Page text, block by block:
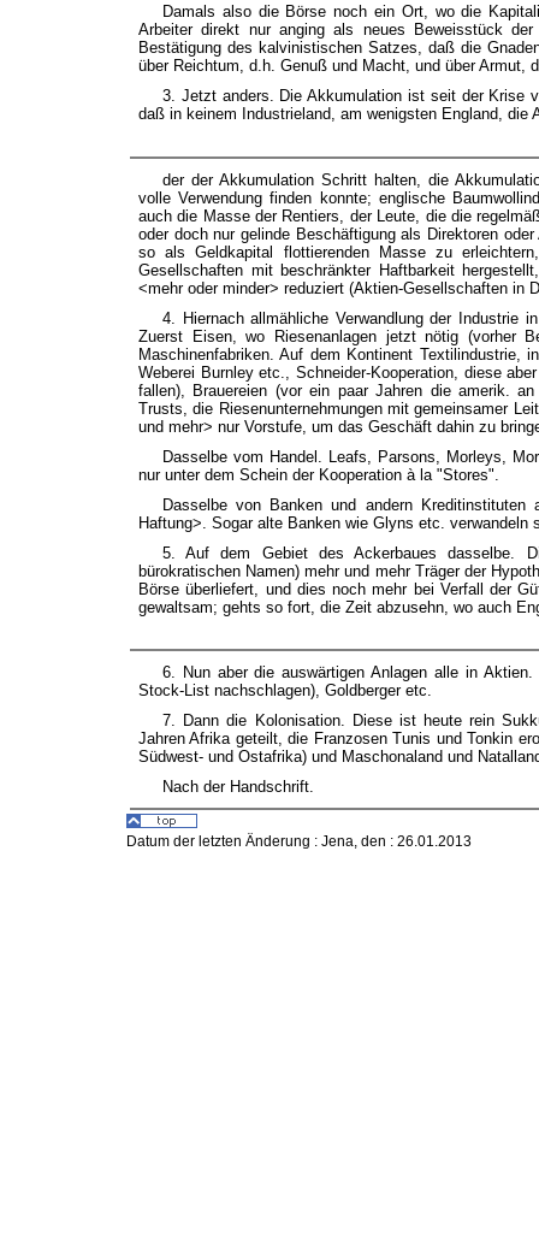
Damals also die Börse noch ein Ort, wo die
Arbeiter direkt nur anging als neues Beweisstück
Bestätigung des kalvinistischen Satzes, daß die
über Reichtum, d.h. Genuß und Macht, und über Armut,
3. Jetzt anders. Die Akkumulation ist seit der Krise
daß in keinem Industrieland, am wenigsten England, die
der der Akkumulation Schritt halten, die
volle Verwendung finden konnte; englische
auch die Masse der Rentiers, der Leute, die die
oder doch nur gelinde Beschäftigung als Direktoren
so als Geldkapital flottierenden Masse zu
Gesellschaften mit beschränkter Haftbarkeit
<mehr oder minder> reduziert (Aktien-Gesellschaften in
4. Hiernach allmähliche Verwandlung der Industrie
Zuerst Eisen, wo Riesenanlagen jetzt nötig (vorher
Maschinenfabriken. Auf dem Kontinent Textilindustrie,
Weberei Burnley etc., Schneider-Kooperation, diese
fallen), Brauereien (vor ein paar Jahren die amerik.
Trusts, die Riesenunternehmungen mit gemeinsamer
und mehr> nur Vorstufe, um das Geschäft dahin zu
Dasselbe vom Handel. Leafs, Parsons, Morleys,
nur unter dem Schein der Kooperation à la "Stores".
Dasselbe von Banken und andern
Haftung>. Sogar alte Banken wie Glyns etc.
5. Auf dem Gebiet des Ackerbaues dasselbe.
bürokratischen Namen) mehr und mehr Träger der
Börse überliefert, und dies noch mehr bei Verfall der
gewaltsam; gehts so fort, die Zeit abzusehn, wo auch
6. Nun aber die auswärtigen Anlagen alle in
Stock-List nachschlagen), Goldberger etc.
7. Dann die Kolonisation. Diese ist heute rein
Jahren Afrika geteilt, die Franzosen Tunis und Tonkin
Südwest- und Ostafrika) und Maschonaland und
Nach der Handschrift.
Datum der letzten Änderung : Jena, den : 26.01.2013